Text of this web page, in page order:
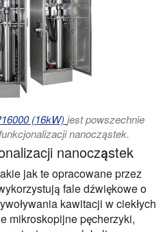
(16kW) jest powszechnie
nanocząstek.
nanocząstek
jak te opracowane przez
fale dźwiękowe o
kawitacji w ciekłych
mikroskopijne pęcherzyki,